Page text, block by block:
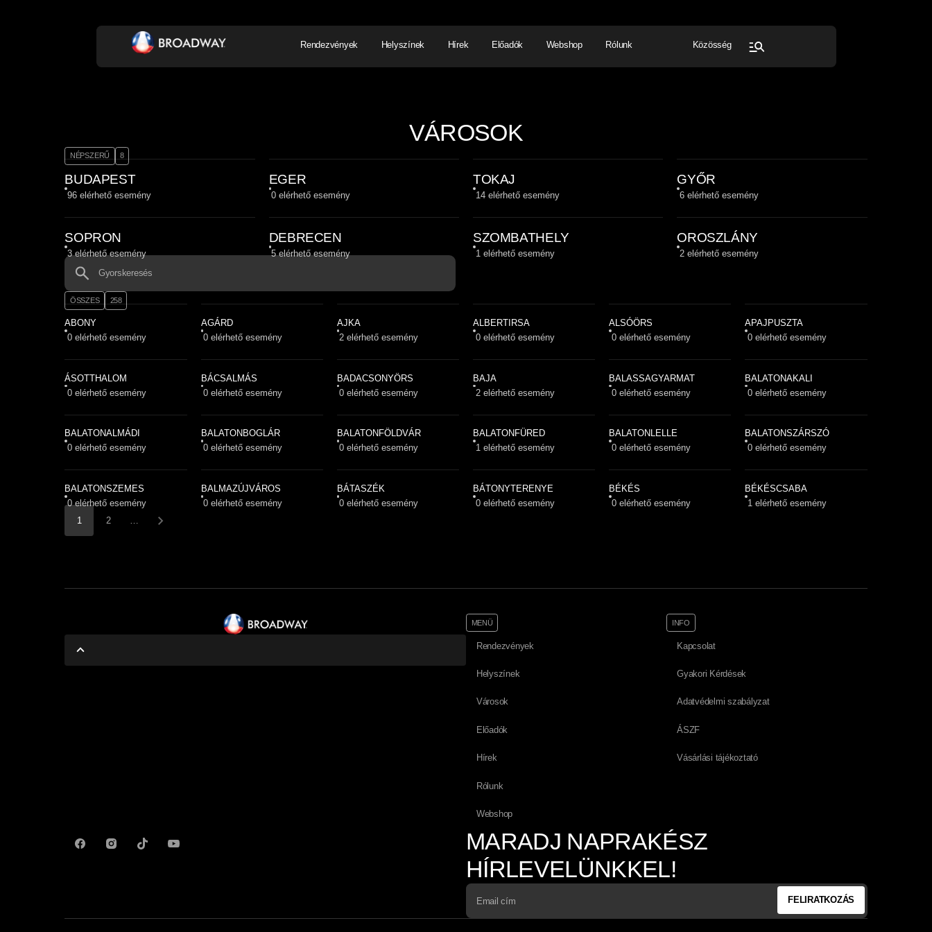
Rendezvények Helyszínek Hírek Előadók Webshop Rólunk Közösség
VÁROSOK
NÉPSZERŰ 8
BUDAPEST
96 elérhető esemény
EGER
0 elérhető esemény
TOKAJ
14elérhető esemény
GYŐR
6 elérhető esemény
SOPRON
3elérhető esemény
DEBRECEN
5elérhető esemény
SZOMBATHELY
1 elérhető esemény
OROSZLÁNY
2 elérhető esemény
ÖSSZES 258
ABONY
0 elérhető esemény
AGÁRD
0 elérhető esemény
AJKA
2 elérhető esemény
ALBERTIRSA
0elérhető esemény
ALSÓÖRS
0elérhető esemény
APAJPUSZTA
0 elérhető esemény
ÁSOTTHALOM
0 elérhető esemény
BÁCSALMÁS
0 elérhető esemény
BADACSONYÖRS
0 elérhető esemény
BAJA
2elérhető esemény
BALASSAGYARMAT
0elérhető esemény
BALATONAKALI
0 elérhető esemény
BALATONALMÁDI
0 elérhető esemény
BALATONBOGLÁR
0 elérhető esemény
BALATONFÖLDVÁR
0 elérhető esemény
BALATONFÜRED
1elérhető esemény
BALATONLELLE
0elérhető esemény
BALATONSZÁRSZÓ
0 elérhető esemény
BALATONSZEMES
0elérhető esemény
BALMAZÚJVÁROS
0 elérhető esemény
BÁTASZÉK
0 elérhető esemény
BÁTONYTERENYE
0elérhető esemény
BÉKÉS
0elérhető esemény
BÉKÉSCSABA
1 elérhető esemény
1
2 …
MENÜ
Rendezvények
Helyszínek
Városok
Előadók
Hírek
Rólunk
Webshop
INFO
Kapcsolat
Gyakori Kérdések
Adatvédelmi szabályzat
ÁSZF
Vásárlási tájékoztató
MARADJ NAPRAKÉSZ
HÍRLEVELÜNKKEL!
FELIRATKOZÁS